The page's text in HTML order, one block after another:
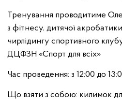
Тренування проводитиме
з фітнесу, дитячої
чирлідингу спортивного
ДЦФЗН «Спорт для всіх»
Час проведення: з 12:00 до
Що взяти з собою: килимок